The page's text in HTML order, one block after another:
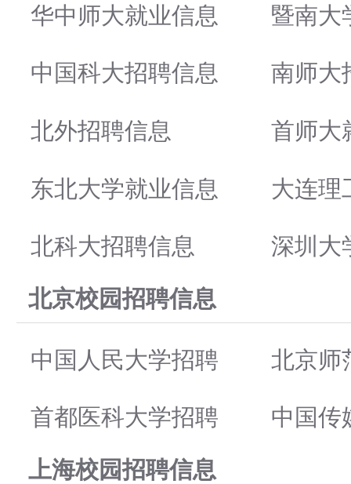
华中师大就业信息 暨南大
中国科大招聘信息 南师大
北外招聘信息 首师大
东北大学就业信息 大连理
北科大招聘信息 深圳大
北京校园招聘信息
中国人民大学招聘 北京师
首都医科大学招聘 中国传
上海校园招聘信息